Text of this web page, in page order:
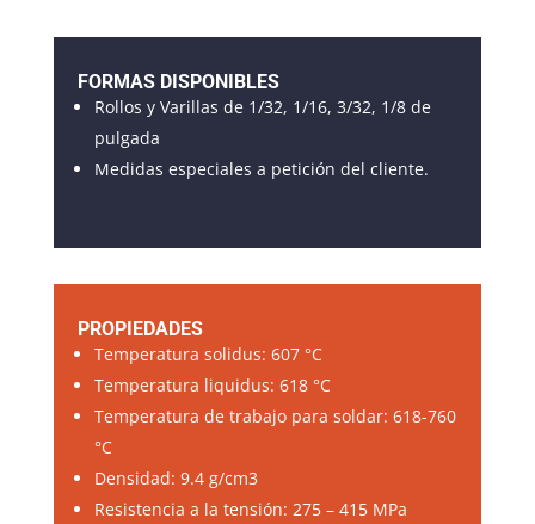
FORMAS DISPONIBLES
Rollos y Varillas de 1/32, 1/16, 3/32, 1/8 de
pulgada
Medidas especiales a petición del cliente.
PROPIEDADES
Temperatura solidus: 607 °C
Temperatura liquidus: 618 °C
Temperatura de trabajo para soldar: 618-760
°C
Densidad: 9.4 g/cm3
Resistencia a la tensión: 275 – 415 MPa